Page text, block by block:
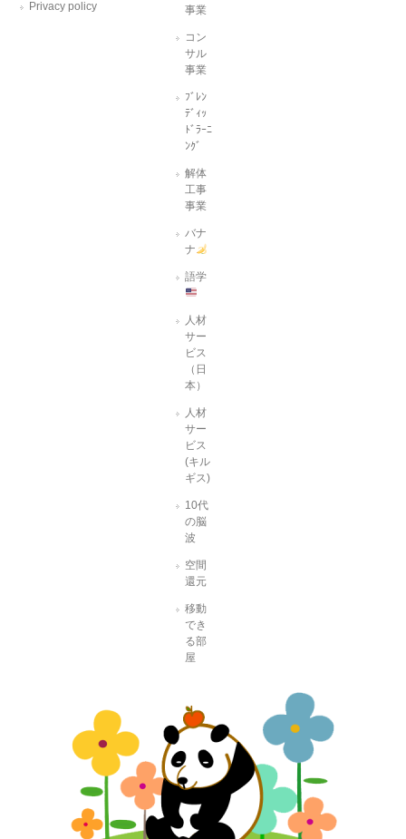
Privacy policy
事業
コン
サル
事業
ﾌﾞﾚﾝ
ﾃﾞｨｯ
ﾄﾞﾗｰﾆ
ﾝｸﾞ
解体
工事
事業
バナ
ナ
語学
人材
サー
ビス
（日
本）
人材
サー
ビス
(キル
ギス)
10代
の脳
波
空間
還元
移動
でき
る部
屋